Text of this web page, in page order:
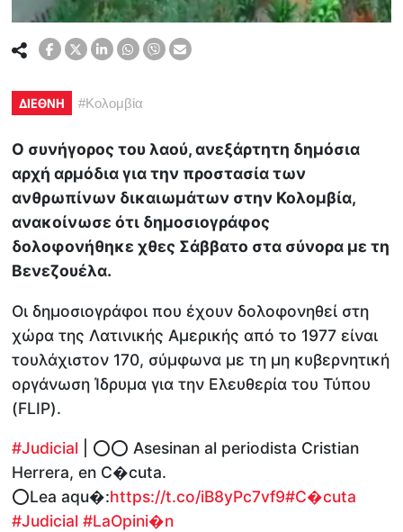
ΔΙΕΘΝΗ #Κολομβία
Ο συνήγορος του λαού, ανεξάρτητη δημόσια
αρχή αρμόδια για την προστασία των
ανθρωπίνων δικαιωμάτων στην Κολομβία,
ανακοίνωσε ότι δημοσιογράφος
δολοφονήθηκε χθες Σάββατο στα σύνορα με τη
Βενεζουέλα.
Οι δημοσιογράφοι που έχουν δολοφονηθεί στη
χώρα της Λατινικής Αμερικής από το 1977 είναι
τουλάχιστον 170, σύμφωνα με τη μη κυβερνητική
οργάνωση Ίδρυμα για την Ελευθερία του Τύπου
(FLIP).
#Judicial | ⭕⭕ Asesinan al periodista Cristian
Herrera, en C�cuta.
⭕Lea aqu�:https://t.co/iB8yPc7vf9#C�cuta
#Judicial #LaOpini�n